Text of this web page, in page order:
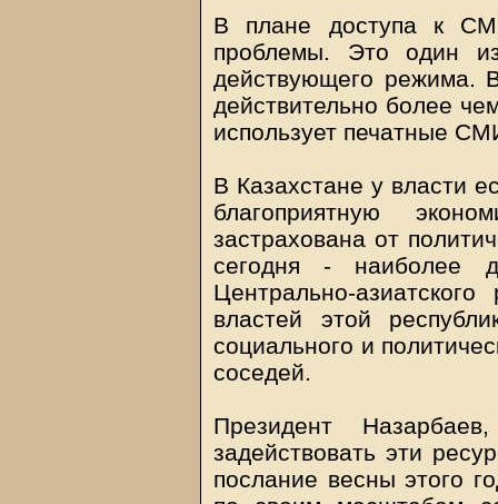
В плане доступа к
проблемы. Это один
действующего режима.
действительно более
использует печатные
В Казахстане у власти
благоприятную
застрахована от
сегодня - наиболее
Центрально-
властей этой
социального и
соседей.
Президент
задействовать эти
послание весны этого